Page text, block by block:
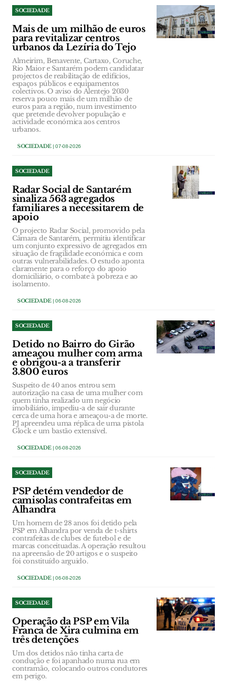
SOCIEDADE
Mais de um milhão de euros
para revitalizar centros
urbanos da Lezíria do Tejo
Almeirim, Benavente, Cartaxo, Coruche,
Rio Maior e Santarém podem candidatar
projectos de reabilitação de edifícios,
espaços públicos e equipamentos
colectivos. O aviso do Alentejo 2030
reserva pouco mais de um milhão de
euros para a região, num investimento
que pretende devolver população e
actividade económica aos centros
urbanos.
SOCIEDADE| 07-08-2026
SOCIEDADE
Radar Social de Santarém
sinaliza 563 agregados
familiares a necessitarem de
apoio
O projecto Radar Social, promovido pela
Câmara de Santarém, permitiu identificar
um conjunto expressivo de agregados em
situação de fragilidade económica e com
outras vulnerabilidades. O estudo aponta
claramente para o reforço do apoio
domiciliário, o combate à pobreza e ao
isolamento.
SOCIEDADE| 06-08-2026
SOCIEDADE
Detido no Bairro do Girão
ameaçou mulher com arma
e obrigou-a a transferir
3.800 euros
Suspeito de 40 anos entrou sem
autorização na casa de uma mulher com
quem tinha realizado um negócio
imobiliário, impediu-a de sair durante
cerca de uma hora e ameaçou-a de morte.
PJ apreendeu uma réplica de uma pistola
Glock e um bastão extensível.
SOCIEDADE| 06-08-2026
SOCIEDADE
PSP detém vendedor de
camisolas contrafeitas em
Alhandra
Um homem de 28 anos foi detido pela
PSP em Alhandra por venda de t-shirts
contrafeitas de clubes de futebol e de
marcas conceituadas. A operação resultou
na apreensão de 20 artigos e o suspeito
foi constituído arguido.
SOCIEDADE| 06-08-2026
SOCIEDADE
Operação da PSP em Vila
Franca de Xira culmina em
três detenções
Um dos detidos não tinha carta de
condução e foi apanhado numa rua em
contramão, colocando outros condutores
em perigo.